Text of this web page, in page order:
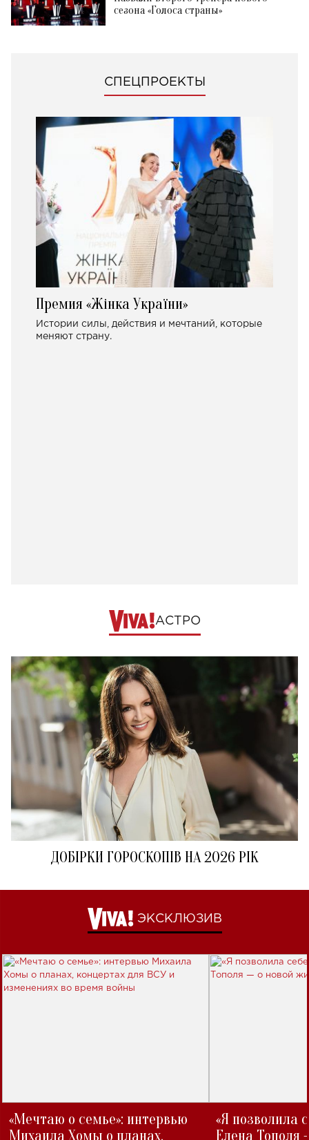
сезона «Голоса страны»
СПЕЦПРОЕКТЫ
Премия «Жінка України»
Истории силы, действия и мечтаний, которые
меняют страну.
АСТРО
ДОБІРКИ ГОРОСКОПІВ НА 2026 РІК
ЭКСКЛЮЗИВ
«Мечтаю о семье»: интервью
Михаила Хомы о планах,
«Я позволила
Елена Тополя